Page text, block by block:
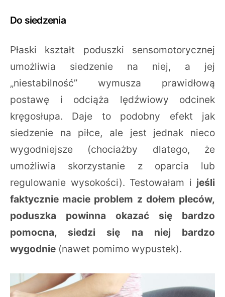
Do siedzenia
Płaski kształt poduszki sensomotorycznej
umożliwia siedzenie na niej, a jej
„niestabilność” wymusza prawidłową
postawę i odciąża lędźwiowy odcinek
kręgosłupa. Daje to podobny efekt jak
siedzenie na piłce, ale jest jednak nieco
wygodniejsze (chociażby dlatego, że
umożliwia skorzystanie z oparcia lub
regulowanie wysokości). Testowałam i jeśli
faktycznie macie problem z dołem pleców,
poduszka powinna okazać się bardzo
pomocna, siedzi się na niej bardzo
wygodnie (nawet pomimo wypustek).